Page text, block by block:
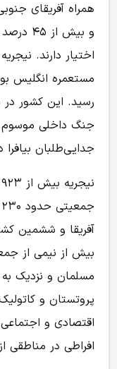
همراه آفریقای
و بیش
اختیار دارند.
جنگ داخلی موسوم
جدایی‌طلبان
آفریقا و ششمین
مسلمان و نزدیک
پروتستان و
اقتصادی و
افراطی در مناطقی